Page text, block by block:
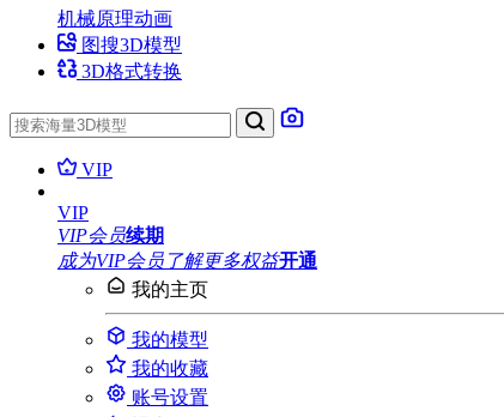
机械原理动画
图搜3D模型
3D格式转换
VIP
VIP
VIP会员续期
成为VIP会员 了解更多权益开通
我的主页
我的模型
我的收藏
账号设置